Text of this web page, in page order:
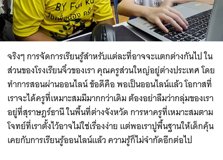
จริงๆ การจัดการเรียนรู้สำหรับแต่ละที่อาจจะแตกต่างกันไป ใน
ส่วนของโรงเรียนจิ๋วของเรา คุณครูส่วนใหญ่อยู่ต่างประเทศ โดย
ทำการสอนผ่านออนไลน์ ข้อดีคือ พอเป็นออนไลน์แล้ว โอกาสที่
เราจะได้ครูที่เหมาะสมมีมากกว่าเดิม ต้องอย่าลืมว่ากลุ่มของเรา
อยู่ที่สุราษฎร์ธานี ในพื้นที่ต่างจังหวัด การหาครูที่เหมาะสมตาม
โจทย์ที่เราตั้งไว้อาจไม่ใช่เรื่องง่าย แต่พอเราปูพื้นฐานให้เด็กคุ้น
เคยกับการเรียนรู้ออนไลน์แล้ว ความรู้ก็ไม่จำกัดอีกต่อไป